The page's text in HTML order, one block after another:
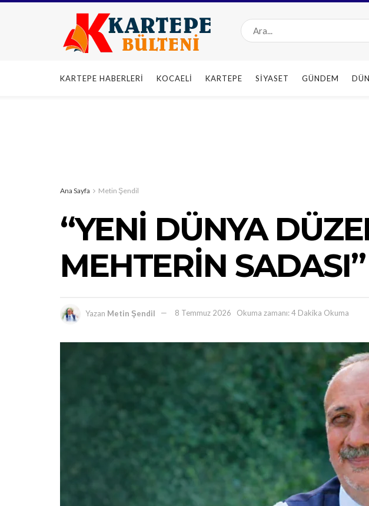
KARTEPE HABERLERI KOCAELI KARTEPE SIYASET GÜNDEM
Ana Sayfa Metin Şendil
“YENİ DÜNYA
MEHTERİN SADASI”
Yazan Metin Şendil 8 Temmuz 2026 Okuma zamanı: 4 Dakika Okuma